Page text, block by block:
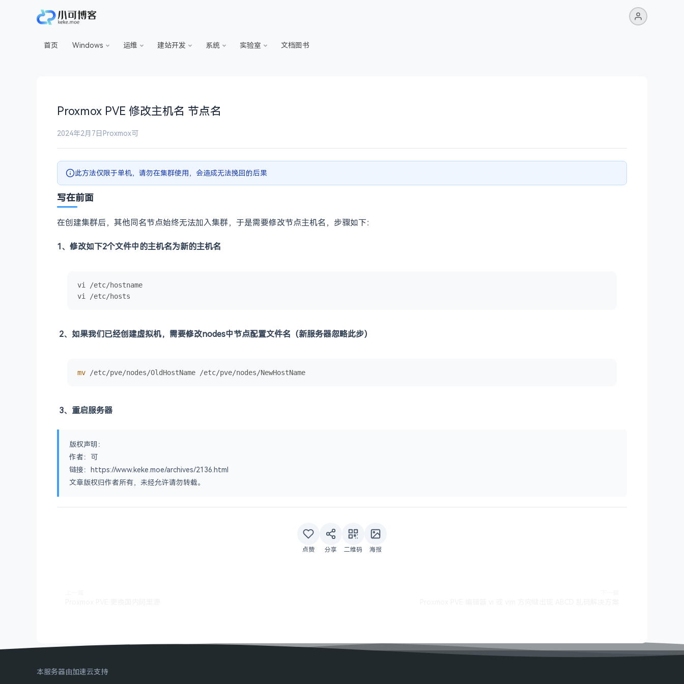
首页 Windows 运维 建站开发 系统 实验室 文档图书
Proxmox PVE 修改主机名 节点名
2024年2月7日Proxmox可
此方法仅限于单机，请勿在集群使用，会造成无法挽回的后果
写在前面
在创建集群后，其他同名节点始终无法加入集群，于是需要修改节点主机名，步骤如下：
1、修改如下2个文件中的主机名为新的主机名
vi /etc/hostname
vi /etc/hosts
2、如果我们已经创建虚拟机，需要修改nodes中节点配置文件名（新服务器忽略此步）
mv /etc/pve/nodes/OldHostName /etc/pve/nodes/NewHostName
3、重启服务器
版权声明：
作者：可
链接：https://www.keke.moe/archives/2136.html
文章版权归作者所有，未经允许请勿转载。
点赞 分享 二维码 海报
本服务器由加速云支持